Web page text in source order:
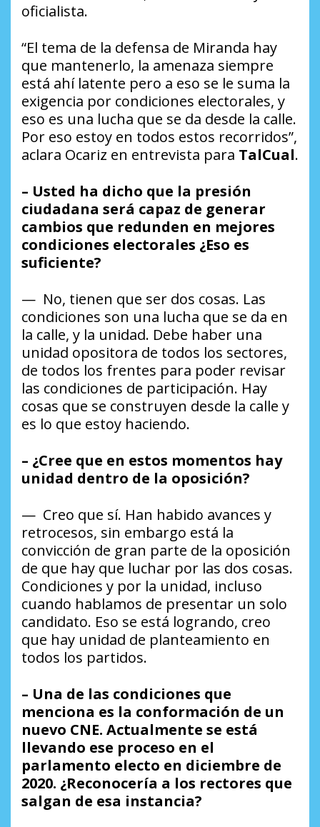
oficialista.
“El tema de la defensa de Miranda hay
que mantenerlo, la amenaza siempre
está ahí latente pero a eso se le suma la
exigencia por condiciones electorales, y
eso es una lucha que se da desde la calle.
Por eso estoy en todos estos recorridos”,
aclara Ocariz en entrevista para TalCual.
– Usted ha dicho que la presión
ciudadana será capaz de generar
cambios que redunden en mejores
condiciones electorales ¿Eso es
suficiente?
— No, tienen que ser dos cosas. Las
condiciones son una lucha que se da en
la calle, y la unidad. Debe haber una
unidad opositora de todos los sectores,
de todos los frentes para poder revisar
las condiciones de participación. Hay
cosas que se construyen desde la calle y
es lo que estoy haciendo.
– ¿Cree que en estos momentos hay
unidad dentro de la oposición?
— Creo que sí. Han habido avances y
retrocesos, sin embargo está la
convicción de gran parte de la oposición
de que hay que luchar por las dos cosas.
Condiciones y por la unidad, incluso
cuando hablamos de presentar un solo
candidato. Eso se está logrando, creo
que hay unidad de planteamiento en
todos los partidos.
– Una de las condiciones que
menciona es la conformación de un
nuevo CNE. Actualmente se está
llevando ese proceso en el
parlamento electo en diciembre de
2020. ¿Reconocería a los rectores que
salgan de esa instancia?